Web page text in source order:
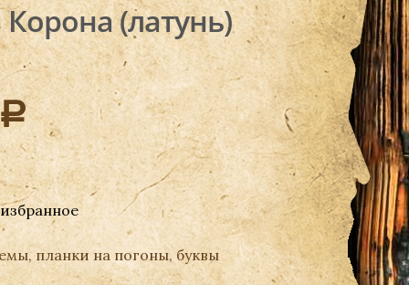
(латунь)
планки на погоны, буквы